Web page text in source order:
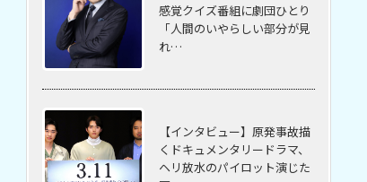
感覚クイズ番組に劇団ひとり
「人間のいやらしい部分が見
れ…
【インタビュー】原発事故描
くドキュメンタリードラマ、
ヘリ放水のパイロット演じた